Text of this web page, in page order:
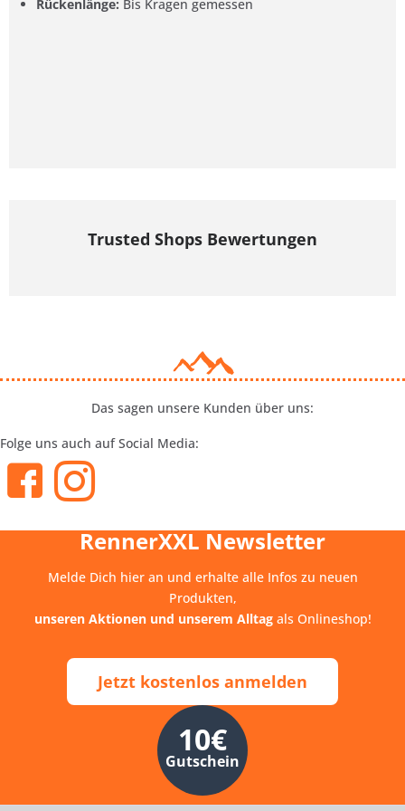
Rückenlänge: Bis Kragen gemessen
Trusted Shops Bewertungen
Das sagen unsere Kunden über uns:
Folge uns auch auf Social Media:
RennerXXL Newsletter
Melde Dich hier an und erhalte alle Infos zu neuen
Produkten,
unseren Aktionen und unserem Alltagals Onlineshop!
Jetzt kostenlos anmelden
10€
Gutschein